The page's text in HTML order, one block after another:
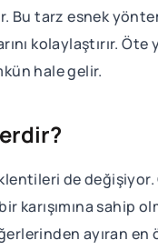
Bu tarz esnek
kolaylaştırır.
hale gelir.
de
karışımına sahip
ayıran